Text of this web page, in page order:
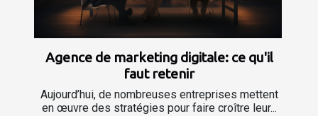
Agence de marketing digitale: ce qu'il
faut retenir
Aujourd’hui, de nombreuses entreprises mettent
en œuvre des stratégies pour faire croître leur...